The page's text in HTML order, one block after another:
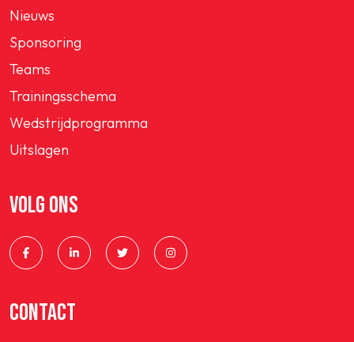
Nieuws
Sponsoring
Teams
Trainingsschema
Wedstrijdprogramma
Uitslagen
VOLG ONS
CONTACT